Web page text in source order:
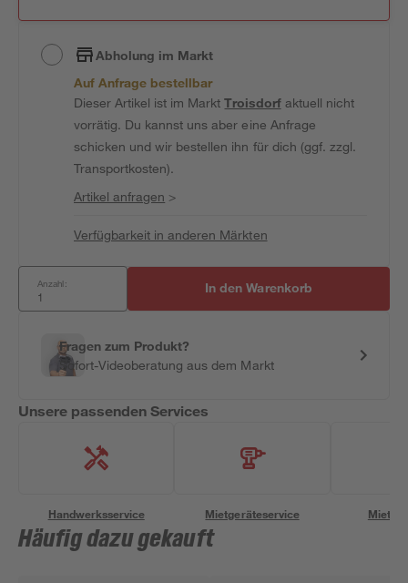
Abholung im Markt
Auf Anfrage bestellbar
Dieser Artikel ist im MarktTroisdorfaktuell nicht
vorrätig. Du kannst uns aber eine Anfrage
schicken und wir bestellen ihn für dich (ggf. zzgl.
Transportkosten).
Artikel anfragen >
Verfügbarkeit in anderen Märkten
Anzahl: In den Warenkorb
Fragen zum Produkt?
Sofort-Videoberatung aus dem Markt
Unsere passenden Services
Handwerksservice Mietgeräteservice
Häufig dazu gekauft